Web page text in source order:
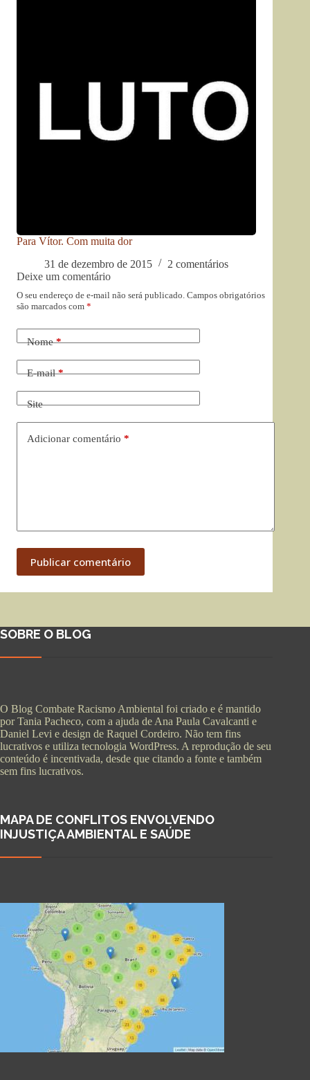
Para Vítor. Com muita dor
31 de dezembro de 2015
2 comentários
Deixe um comentário
O seu endereço de e-mail não será publicado. Campos obrigatórios
são marcados com *
Nome*
E-mail*
Site
Adicionar comentário *
Publicar comentário
SOBRE O BLOG
O Blog Combate Racismo Ambiental foi criado e é mantido
por Tania Pacheco, com a ajuda de Ana Paula Cavalcanti e
Daniel Levi e design de Raquel Cordeiro. Não tem fins
lucrativos e utiliza tecnologia WordPress. A reprodução de seu
conteúdo é incentivada, desde que citando a fonte e também
sem fins lucrativos.
MAPA DE CONFLITOS ENVOLVENDO
INJUSTIÇA AMBIENTAL E SAÚDE